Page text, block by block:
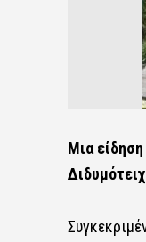
Μια